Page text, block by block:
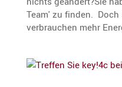
Team' zu finden. Doch
verbrauchen mehr